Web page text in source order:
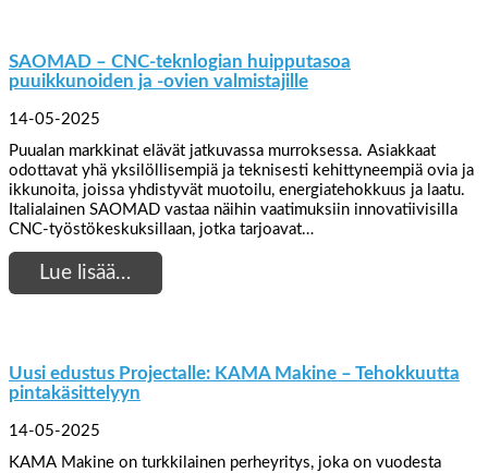
SAOMAD – CNC-teknlogian huipputasoa
puuikkunoiden ja -ovien valmistajille
14-05-2025
Puualan markkinat elävät jatkuvassa murroksessa. Asiakkaat
odottavat yhä yksilöllisempiä ja teknisesti kehittyneempiä ovia ja
ikkunoita, joissa yhdistyvät muotoilu, energiatehokkuus ja laatu.
Italialainen SAOMAD vastaa näihin vaatimuksiin innovatiivisilla
CNC-työstökeskuksillaan, jotka tarjoavat…
Lue lisää…
Uusi edustus Projectalle: KAMA Makine – Tehokkuutta
pintakäsittelyyn
14-05-2025
KAMA Makine on turkkilainen perheyritys, joka on vuodesta